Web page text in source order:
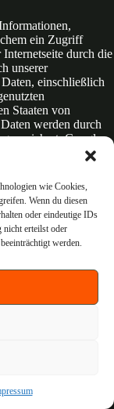
wie Cookies,
Wenn du diesen
oder eindeutige IDs
nicht erteilst oder
werden.
ein Zugriff
durch die
unserer
einschließlich
Staaten von
werden durch
Google
weiter.
durch unsere
mittels einer
verhindern
Eine
Person setzt.
Cookie
einer
dieser
zu verhindern.